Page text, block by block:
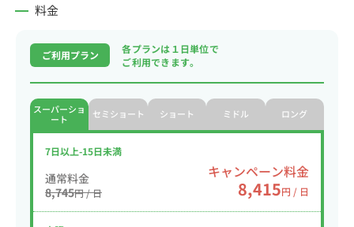
料金
ご利用プラン
各プランは１日単位で
ご利用できます。
スーパーショ
ート
セミショート ショート ミドル ロング
7日以上-15日未満
通常料金
8,745円 / 日
キャンペーン料金
8,415円 / 日